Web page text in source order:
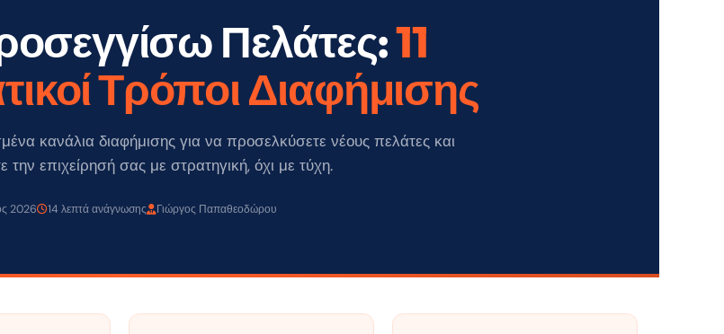
Πελάτες:11
Τρόποι Διαφήμισης
κανάλια διαφήμισης για να προσελκύσετε νέους πελάτες και
την επιχείρησή σας με στρατηγική, όχι με τύχη.
2026 14 λεπτά ανάγνωσης Γιώργος Παπαθεοδώρου